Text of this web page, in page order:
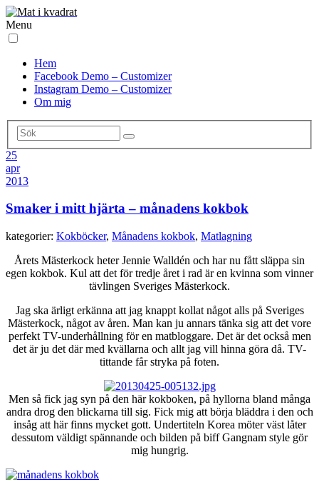
Menu
Hem
Facebook Demo – Customizer
Instagram Demo – Customizer
Om mig
25
apr
2013
Smaker i mitt hjärta – månadens kokbok
kategorier: Kokböcker, Månadens kokbok, Matlagning
Årets Mästerkock heter Jennie Walldén och har nu fått släppa sin
egen kokbok. Kul att det för tredje året i rad är en kvinna som vinner
tävlingen Sveriges Mästerkock.
Jag ska ärligt erkänna att jag knappt kollat något alls på Sveriges
Mästerkock, något av åren. Man kan ju annars tänka sig att det vore
perfekt TV-underhållning för en matbloggare. Det är det också men
det är ju det där med kvällarna och allt jag vill hinna göra då. TV-
tittande får stryka på foten.
Men så fick jag syn på den här kokboken, på hyllorna bland många
andra drog den blickarna till sig. Fick mig att börja bläddra i den och
insåg att här finns mycket gott. Undertiteln Korea möter väst låter
dessutom väldigt spännande och bilden på biff Gangnam style gör
mig hungrig.